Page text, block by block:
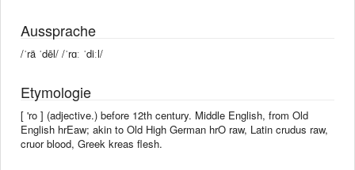
Aussprache
/ˈrä ˈdēl/ /ˈrɑː ˈdiːl/
Etymologie
[ 'ro ] (adjective.) before 12th century. Middle English, from Old
English hrEaw; akin to Old High German hrO raw, Latin crudus raw,
cruor blood, Greek kreas flesh.